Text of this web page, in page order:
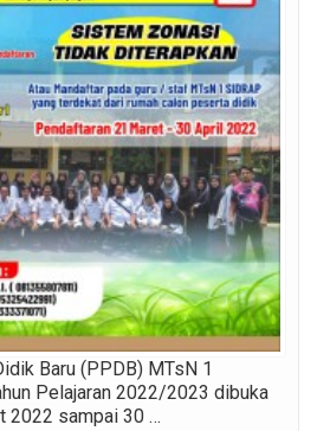
Baru (PPDB) MTsN 1
Pelajaran 2022/2023 dibuka
2022 sampai 30 …